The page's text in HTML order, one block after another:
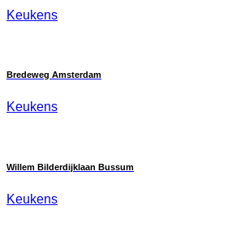
Keukens
Bredeweg Amsterdam
Keukens
Willem Bilderdijklaan Bussum
Keukens